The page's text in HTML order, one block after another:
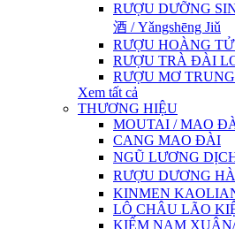
RƯỢU DƯỠNG
酒 / Yǎngshēng Jiǔ
RƯỢU HOÀNG
RƯỢU TRÀ ĐÀI
RƯỢU MƠ
Xem tất cả
THƯƠNG HIỆU
MOUTAI / MAO
CANG MAO ĐÀI
NGŨ LƯƠNG
RƯỢU DƯƠNG
KINMEN
LÔ CHÂU LÃO
KIẾM NAM